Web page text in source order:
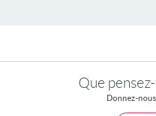
Que
Donnez-